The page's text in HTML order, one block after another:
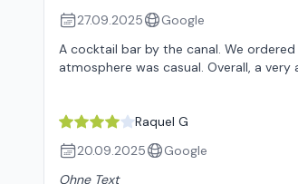
27.09.2025
Google
A cocktail bar by the canal. We
atmosphere was casual. Overall, a
Raquel G
20.09.2025
Google
Ohne Text